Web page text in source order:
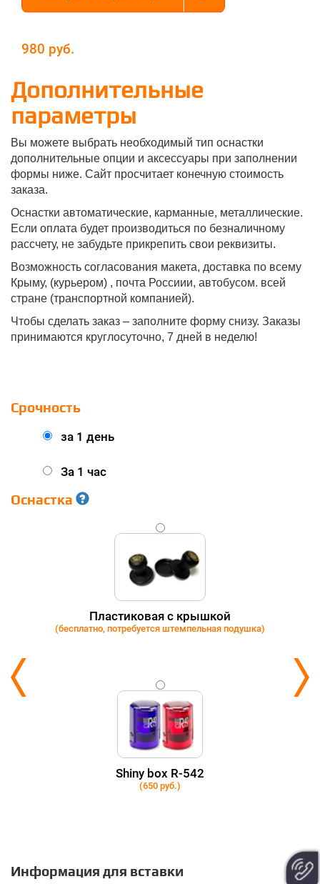
980
Дополнительные
параметры
Вы можете выбрать необходимый тип оснастки
дополнительные опции и аксессуары при заполнении
формы ниже. Сайт просчитает конечную стоимость
заказа.
Оснастки автоматические, карманные, металлические.
Если оплата будет производиться по безналичному
рассчету, не забудьте прикрепить свои реквизиты.
Возможность согласования макета, доставка по всему
Крыму, (курьером) , почта Россиии, автобусом. всей
стране (транспортной компанией).
Чтобы сделать заказ – заполните форму снизу. Заказы
принимаются круглосуточно, 7 дней в неделю!
Срочность
за 1 день
За 1 час
Оснастка
Пластиковая с крышкой
(бесплатно, потребуется штемпельная подушка)
Shiny box R-542
(650 руб.)
Информация для вставки